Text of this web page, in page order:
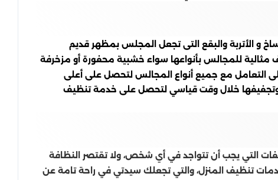
الأتربة والبقع التى تجعل المجلس بمظهر قديم
للمجالس بأنواعها سواء خشبية محفورة أو مزخرفة
التعامل مع جميع أنواع المجالس لتحصل على أعلى
وتجفيفها خلال وقت قياسي لتحصل على خدمة تنظيف
التي يجب أن تتواجد في أي شخص، ولا تقتصر النظافة
تنظيف المنزل، والتي تجعلك سيدتي في راحة تامة عن